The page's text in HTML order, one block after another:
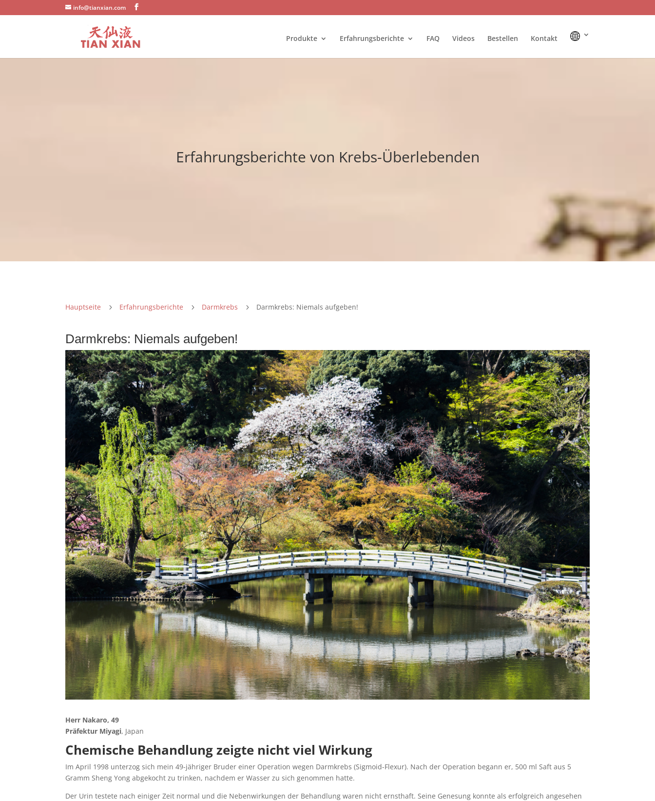
info@tianxian.com
Produkte Erfahrungsberichte FAQ Videos Bestellen Kontakt
Erfahrungsberichte von Krebs-Überlebenden
Hauptseite 5 Erfahrungsberichte 5 Darmkrebs 5 Darmkrebs: Niemals aufgeben!
Darmkrebs: Niemals aufgeben!
Herr Nakaro, 49
Präfektur Miyagi, Japan
Chemische Behandlung zeigte nicht viel Wirkung
Im April 1998 unterzog sich mein 49-jähriger Bruder einer Operation wegen Darmkrebs (Sigmoid-Flexur). Nach der Operation begann er, 500 ml Saft aus 5
Gramm Sheng Yong abgekocht zu trinken, nachdem er Wasser zu sich genommen hatte.
Der Urin testete nach einiger Zeit normal und die Nebenwirkungen der Behandlung waren nicht ernsthaft. Seine Genesung konnte als erfolgreich angesehen